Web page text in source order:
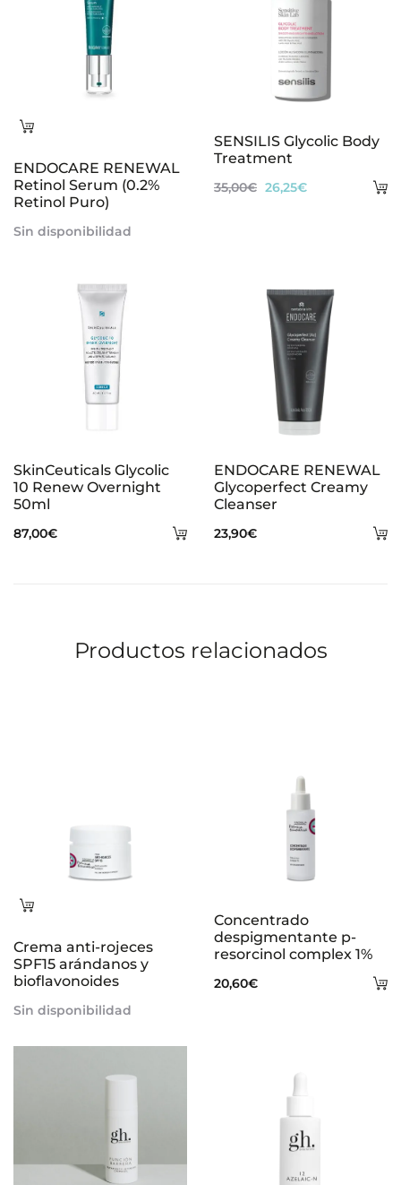
Leer
ENDOCARE RENEWAL
Retinol Serum (0.2%
Retinol Puro)
Sin disponibilidad
SENSILIS Glycolic Body
Treatment
35,00€ El
35,00€.
26,25€El
26,25€.
Añadir
SkinCeuticals Glycolic
10 Renew Overnight
50ml
87,00€
ENDOCARE RENEWAL
Glycoperfect Creamy
Cleanser
23,90€
Productos relacionados
Leer
Crema anti-rojeces
SPF15 arándanos y
bioflavonoides
Sin disponibilidad
Concentrado
despigmentante p-
resorcinol complex 1%
20,60€